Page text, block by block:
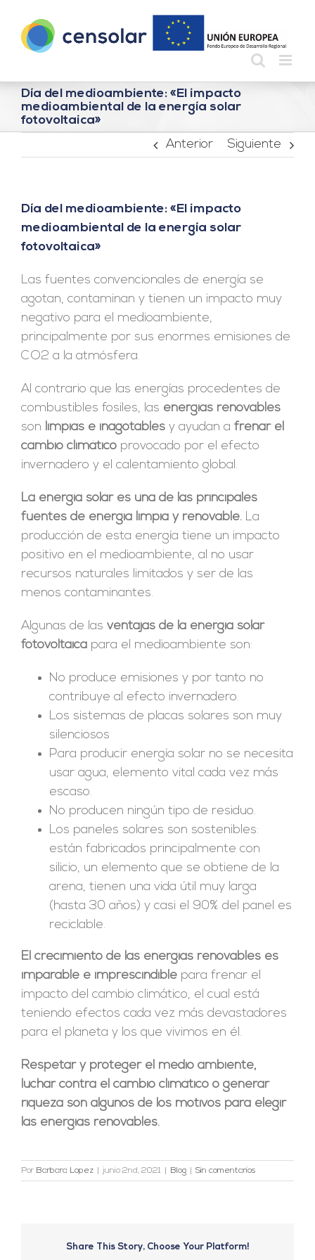
contenido
Día del medioambiente: «El impacto
medioambiental de la energía solar
fotovoltaica»
Anterior
Siguiente
Día del medioambiente: «El impacto
medioambiental de la energía solar
fotovoltaica»
Las fuentes convencionales de energía se
agotan, contaminan y tienen un impacto muy
negativo para el medioambiente,
principalmente por sus enormes emisiones de
CO2 a la atmósfera.
Al contrario que las energías procedentes de
combustibles fosiles, las energías renovables
son limpias e inagotablesy ayudan a frenar el
cambio climáticoprovocado por el efecto
invernadero y el calentamiento global.
La energía solar es una de las principales
fuentes de energía limpia y renovable.La
producción de esta energía tiene un impacto
positivo en el medioambiente, al no usar
recursos naturales limitados y ser de las
menos contaminantes.
Algunas de las ventajas de la energía solar
fotovoltaicapara el medioambiente son:
No produce emisiones y por tanto no
contribuye al efecto invernadero.
Los sistemas de placas solares son muy
silenciosos
Para producir energía solar no se necesita
usar agua, elemento vital cada vez más
escaso.
No producen ningún tipo de residuo.
Los paneles solares son sostenibles:
están fabricados principalmente con
silicio, un elemento que se obtiene de la
arena, tienen una vida útil muy larga
(hasta 30 años) y casi el 90% del panel es
reciclable.
El crecimiento de las energías renovables es
imparable e imprescindiblepara frenar el
impacto del cambio climático, el cual está
teniendo efectos cada vez más devastadores
para el planeta y los que vivimos en él.
Respetar y proteger el medio ambiente,
luchar contra el cambio climático o generar
riqueza son algunos de los motivos para elegir
las energías renovables.
Por Barbara Lopez junio 2nd, 2021 Blog Sin comentarios
Share This Story, Choose Your Platform!